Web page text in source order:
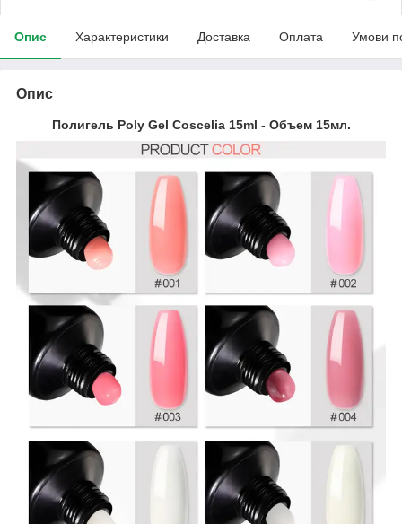
Опис Характеристики Доставка Оплата Умови
Опис
Полигель Poly Gel Coscelia 15ml - Объем 15мл.